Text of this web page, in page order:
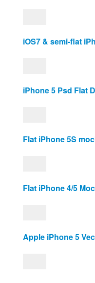
iOS7 & semi-flat
iPhone 5 Psd Flat
Flat iPhone 5S
Flat iPhone 4/5
Apple iPhone 5